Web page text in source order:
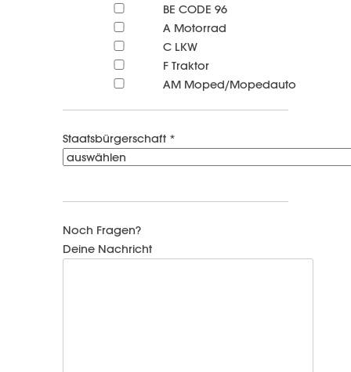
BE CODE 96
A Motorrad
C LKW
F Traktor
AM Moped/Mopedauto
Staatsbürgerschaft *
Noch Fragen?
Deine Nachricht